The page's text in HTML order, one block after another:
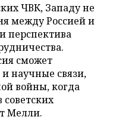
ЧВК, Западу не
между Россией и
перспектива
сможет
научные связи,
войны, когда
Мелли.